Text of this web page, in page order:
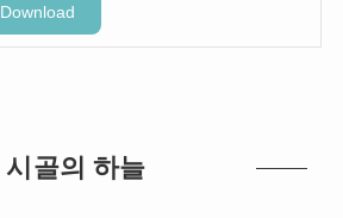
Download
시골의 하늘